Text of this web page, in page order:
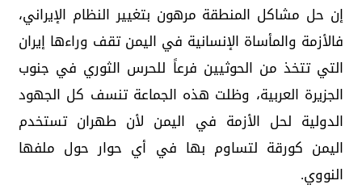
إن حل مشاكل المنطقة مرهون بتغيير النظام الإيراني،
فالأزمة والمأساة الإنسانية في اليمن تقف وراءها إيران
التي تتخذ من الحوثيين فرعاً للحرس الثوري في جنوب
الجزيرة العربية، وظلت هذه الجماعة تنسف كل الجهود
الدولية لحل الأزمة في اليمن لأن طهران تستخدم
اليمن كورقة لتساوم بها في أي حوار حول ملفها
النووي.